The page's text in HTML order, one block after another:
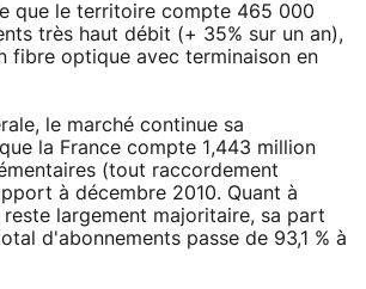
que le territoire compte 465 000
très haut débit (+ 35% sur un an),
fibre optique avec terminaison en
le marché continue sa
la France compte 1,443 million
(tout raccordement
à décembre 2010. Quant à
reste largement majoritaire, sa part
d'abonnements passe de 93,1 % à